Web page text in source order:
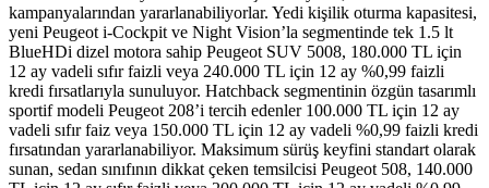
kampanyalarından yararlanabiliyorlar. Yedi kişilik oturma kapasitesi,
yeni Peugeot i-Cockpit ve Night Vision’la segmentinde tek 1.5 lt
BlueHDi dizel motora sahip Peugeot SUV 5008, 180.000 TL için
12 ay vadeli sıfır faizli veya 240.000 TL için 12 ay %0,99 faizli
kredi fırsatlarıyla sunuluyor. Hatchback segmentinin özgün tasarımlı
sportif modeli Peugeot 208’i tercih edenler 100.000 TL için 12 ay
vadeli sıfır faiz veya 150.000 TL için 12 ay vadeli %0,99 faizli kredi
fırsatından yararlanabiliyor. Maksimum sürüş keyfini standart olarak
sunan, sedan sınıfının dikkat çeken temsilcisi Peugeot 508, 140.000